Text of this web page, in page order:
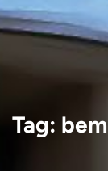
Tag: